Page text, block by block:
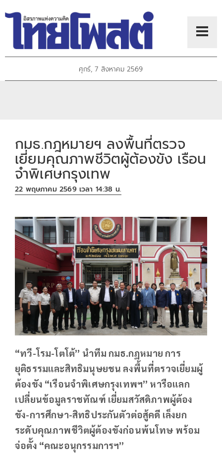
ศุกร์, 7 สิงหาคม 2569
กมธ.กฎหมายฯ ลงพื้นที่ตรวจ
เยี่ยมคุณภาพชีวิตผู้ต้องขัง เรือน
จำพิเศษกรุงเทพ
22 พฤษภาคม 2569 เวลา 14:38 น.
“ทวี-โรม-โตโต้” นำทีม กมธ.กฎหมาย การ
ยุติธรรมและสิทธิมนุษยชน ลงพื้นที่ตรวจเยี่ยมผู้
ต้องขัง “เรือนจำพิเศษกรุงเทพฯ” หารือแลก
เปลี่ยนข้อมูลราชทัณฑ์ เยี่ยมสวัสดิภาพผู้ต้อง
ขัง-การศึกษา-สิทธิประกันตัวต่อสู้คดี เล็งยก
ระดับคุณภาพชีวิตผู้ต้องขังก่อนพ้นโทษ พร้อม
จ่อตั้ง “คณะอนุกรรมการฯ”